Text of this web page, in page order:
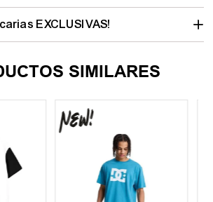
EXCLUSIVAS!
SIMILARES